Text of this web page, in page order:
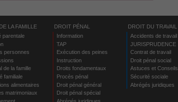
LA FAMILLE
parentale
personnes
de la famille
familiale
alimentaires
matrimoniaux
DROIT PÉNAL
Information
TAP
Exécution des peines
Instruction
Droits fondamentaux
Procès pénal
Droit pénal général
Droit pénal spécial
DROIT DU TRAVAIL
Accidents de travail
JURISPRUDENCE
Contrat de travail
Droit pénal social
Astuces et Conseils
Sécurité sociale
Abrégés juridiques